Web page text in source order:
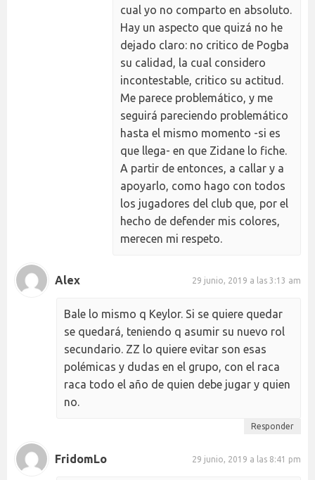
cual yo no comparto en absoluto.
Hay un aspecto que quizá no he
dejado claro: no critico de Pogba
su calidad, la cual considero
incontestable, critico su actitud.
Me parece problemático, y me
seguirá pareciendo problemático
hasta el mismo momento -si es
que llega- en que Zidane lo fiche.
A partir de entonces, a callar y a
apoyarlo, como hago con todos
los jugadores del club que, por el
hecho de defender mis colores,
merecen mi respeto.
Alex 29 junio, 2019 a las 3:13 am
Bale lo mismo q Keylor. Si se quiere quedar
se quedará, teniendo q asumir su nuevo rol
secundario. ZZ lo quiere evitar son esas
polémicas y dudas en el grupo, con el raca
raca todo el año de quien debe jugar y quien
no.
Responder
FridomLo 29 junio, 2019 a las 8:41 pm